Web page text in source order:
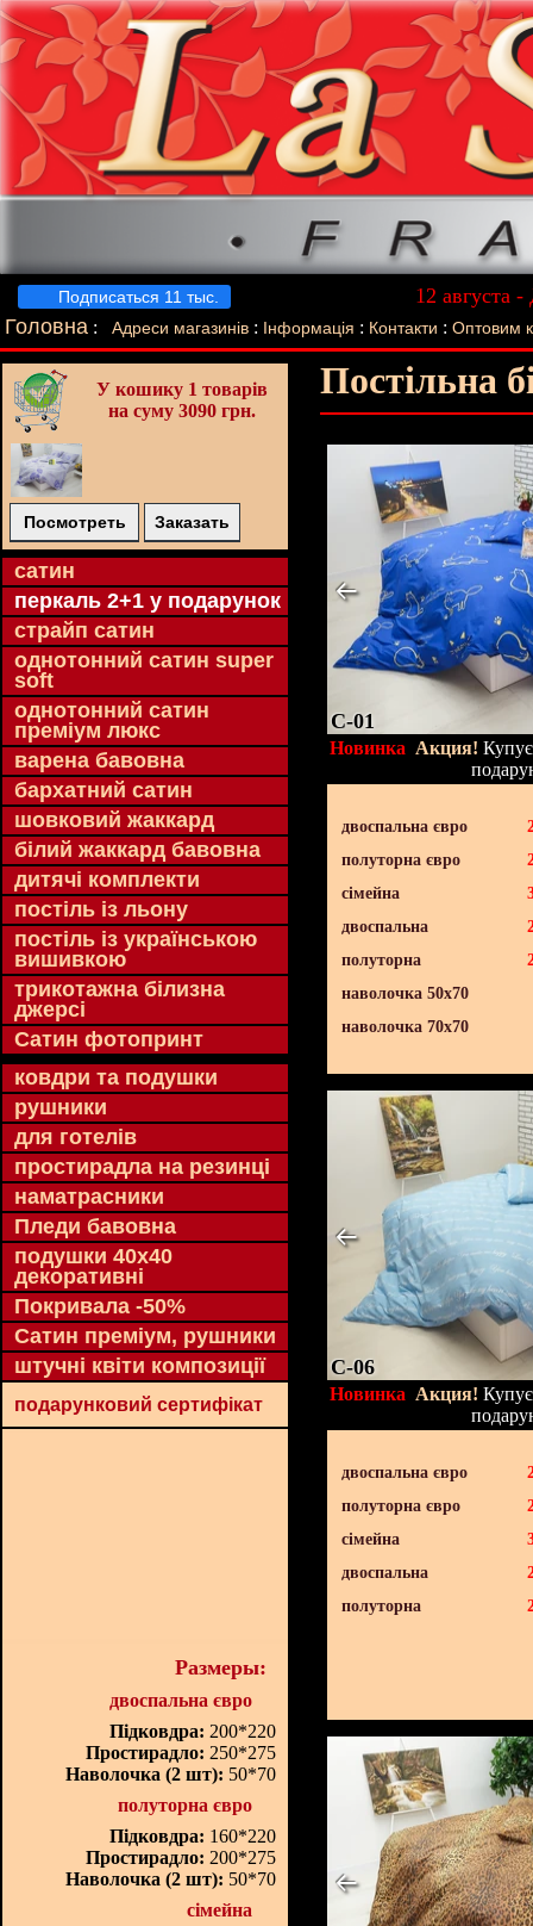
Подписаться 11 тыс.
12 августа
Лучший
Головна : Адреси магазинів : Інформація : Контакти : Оптовим
У кошику 1 товарів
на суму 3090 грн.
Посмотреть Заказать
cатин
перкаль 2+1 у подарунок
страйп сатин
однотонний сатин super
soft
однотонний сатин
преміум люкс
варена бавовна
бархатний сатин
шовковий жаккард
білий жаккард бавовна
дитячі комплекти
постіль із льону
постіль із українською
вишивкою
трикотажна білизна
джерсі
Сатин фотопринт
ковдри та подушки
рушники
для готелів
простирадла на резинці
наматрасники
Пледи бавовна
подушки 40х40
декоративні
Покривала -50%
Сатин преміум, рушники
штучні квіти композиції
подарунковий сертифікат
Размеры:
двоспальна євро
Підковдра: 200*220
Простирадло: 250*275
Наволочка (2 шт): 50*70
полуторна євро
Підковдра: 160*220
Простирадло: 200*275
Наволочка (2 шт): 50*70
сімейна
Постільна
C-01
Новинка Акция!
двоспальна євро
полуторна євро
сімейна
двоспальна
полуторна
наволочка 50х70
наволочка 70х70
C-06
Новинка Акция!
двоспальна євро
полуторна євро
сімейна
двоспальна
полуторна